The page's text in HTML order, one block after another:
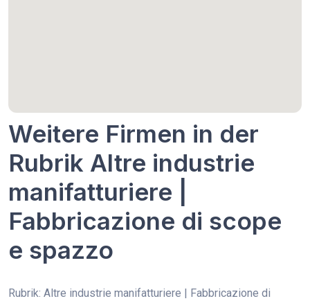
Weitere Firmen in der
Rubrik Altre industrie
manifatturiere |
Fabbricazione di scope
e spazzo
Rubrik: Altre industrie manifatturiere | Fabbricazione di